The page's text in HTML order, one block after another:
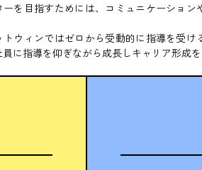
ーを目指すためには、コミュニケーション
トウィンではゼロから受動的に指導を受
に指導を仰ぎながら成長しキャリア形成